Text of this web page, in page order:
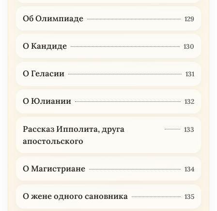
Об Олимпиаде 129
О Кандиде 130
О Геласии 131
О Юлиании 132
Рассказ Ипполита, друга
апостольского
133
О Магистриане 134
О жене одного сановника 135